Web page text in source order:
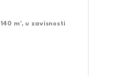
140 m², u zavisnosti